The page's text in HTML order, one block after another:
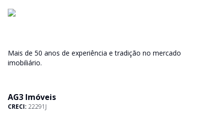
Mais de 50 anos de experiência e tradição no mercado
imobiliário.
AG3 Imóveis
CRECI: 22291J